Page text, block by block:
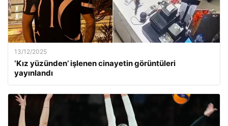
13/12/2025
‘Kız yüzünden’ işlenen cinayetin görüntüleri
yayınlandı